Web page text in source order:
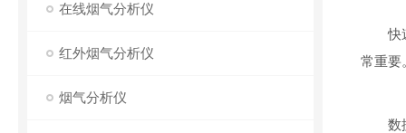
在线烟气分析仪
红外烟气分析仪
烟气分析仪
快
常重要
数